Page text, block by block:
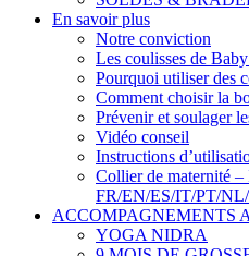
En savoir plus
Notre conviction
Les coulisses de
Pourquoi utiliser des
Comment choisir la
Prévenir et soulager
Vidéo conseil
Instructions
Collier de maternité –
FR/EN/ES/IT/PT/
ACCOMPAGNEMENTS
YOGA NIDRA